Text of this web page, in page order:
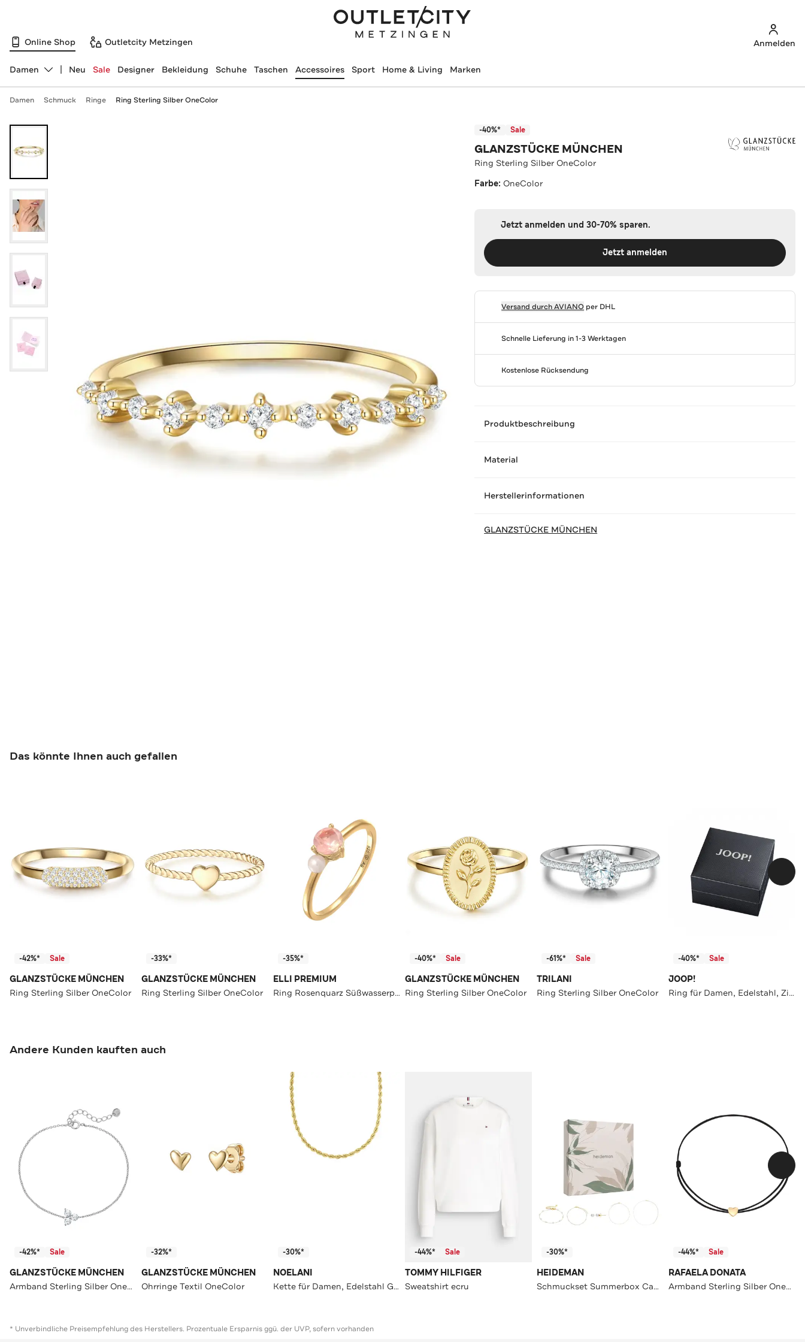
Online Shop Outletcity Metzingen Anmelden
Abteilung ändern, ausgewählt:
Damen Neu Sale Designer Bekleidung Schuhe Taschen Accessoires Sport Home & Living Marken
Damen Schmuck Ringe Ring Sterling Silber OneColor
-40%* Sale
GLANZSTÜCKE MÜNCHEN
Ring Sterling Silber OneColor
Farbe: OneColor
Jetzt anmelden und 30-70% sparen.
Jetzt anmelden
Versand durchAVIANO per DHL
Schnelle Lieferung in 1-3 Werktagen
Kostenlose Rücksendung
Produktbeschreibung
Material
Herstellerinformationen
GLANZSTÜCKE MÜNCHEN
Das könnte Ihnen auch gefallen
-42%* Sale
GLANZSTÜCKE MÜNCHEN
Ring Sterling Silber OneColor
-33%*
GLANZSTÜCKE MÜNCHEN
Ring Sterling Silber OneColor
-35%*
ELLI PREMIUM
Ring Rosenquarz Süßwasserperle 925 Silber Gold
-40%* Sale
GLANZSTÜCKE MÜNCHEN
Ring Sterling Silber OneColor
-61%* Sale
TRILANI
Ring Sterling Silber OneColor
-40%* Sale
JOOP!
Ring für Damen, Edelstahl, Zirkonia
Andere Kunden kauften auch
-42%* Sale
GLANZSTÜCKE MÜNCHEN
Armband Sterling Silber OneColor
-32%*
GLANZSTÜCKE MÜNCHEN
Ohrringe Textil OneColor
-30%*
NOELANI
Kette für Damen, Edelstahl Gold
-44%* Sale
TOMMY HILFIGER
Sweatshirt ecru
-30%*
HEIDEMAN
Schmuckset Summerbox Capri silberfarben goldfarben
-44%* Sale
RAFAELA DONATA
Armband Sterling Silber OneColor
* Unverbindliche Preisempfehlung des Herstellers. Prozentuale Ersparnis ggü. der UVP, sofern vorhanden